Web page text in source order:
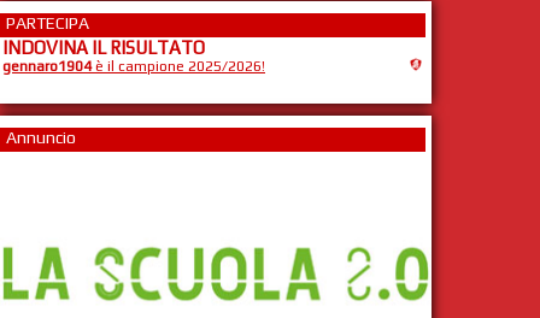
PARTECIPA
INDOVINA IL RISULTATO
gennaro1904è il campione 2025/2026!
Annuncio